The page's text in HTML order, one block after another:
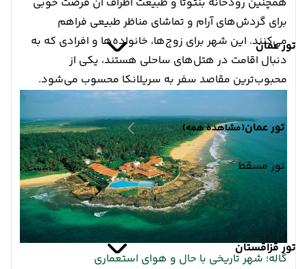
تور عمان
تور عمان(مشاهده همه)
تور مسقط
تور قزاقستان
برای گردش‌های آرام و تماشای مناظر طبیعی فراهم
می‌کنند. این شهر برای زوج‌ها، خانواده‌ها و افرادی که به
دنبال اقامت در هتل‌های ساحلی هستند، یکی از
محبوب‌ترین مقاصد سفر به سریلانکا محسوب می‌شود.
گاله؛ شهر تاریخی با حال و هوای استعماری